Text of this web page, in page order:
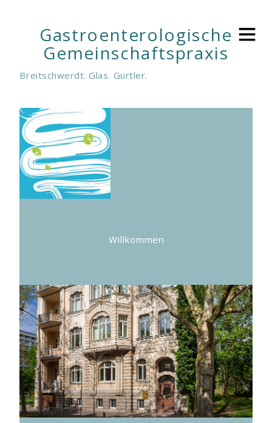
Gastroenterologische
Gemeinschaftspraxis
Breitschwerdt. Glas. Gürtler.
Willkommen